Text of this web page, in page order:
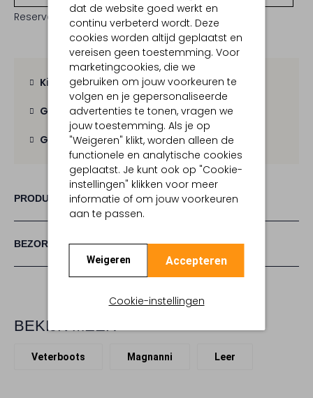
dat de website goed werkt en
continu verbeterd wordt. Deze
cookies worden altijd geplaatst en
vereisen geen toestemming. Voor
marketingcookies, die we
gebruiken om jouw voorkeuren te
volgen en je gepersonaliseerde
advertenties te tonen, vragen we
jouw toestemming. Als je op
"Weigeren" klikt, worden alleen de
functionele en analytische cookies
geplaatst. Je kunt ook op "Cookie-
instellingen" klikken voor meer
informatie of om jouw voorkeuren
aan te passen.
Weigeren Accepteren
Cookie-instellingen
Reserveer direct in een van onze 19 boutiques
Kies zelf je bezorgmoment
Gratis verzending vanaf € 100,-
Gratis retourbinnen 30 dagen
PRODUCT INFORMATIE
BEZORGEN & RETOURNEREN
BEKIJK MEER
Veterboots Magnanni Leer